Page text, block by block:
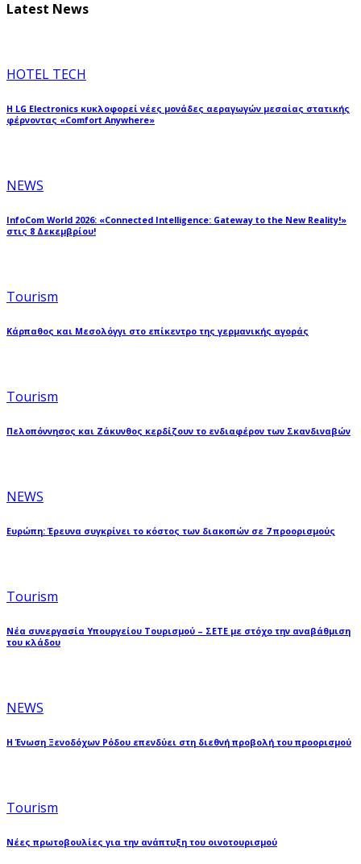
Latest News
HOTEL TECH
Η LG Electronics κυκλοφορεί νέες μονάδες αεραγωγών μεσαίας στατικής
φέρνοντας «Comfort Anywhere»
NEWS
InfoCom World 2026: «Connected Intelligence: Gateway to the New Reality!»
στις 8 Δεκεμβρίου!
Tourism
Κάρπαθος και Μεσολόγγι στο επίκεντρο της γερμανικής αγοράς
Tourism
Πελοπόννησος και Ζάκυνθος κερδίζουν το ενδιαφέρον των Σκανδιναβών
NEWS
Ευρώπη: Έρευνα συγκρίνει το κόστος των διακοπών σε 7 προορισμούς
Tourism
Νέα συνεργασία Υπουργείου Τουρισμού – ΣΕΤΕ με στόχο την αναβάθμιση
του κλάδου
NEWS
Η Ένωση Ξενοδόχων Ρόδου επενδύει στη διεθνή προβολή του προορισμού
Tourism
Νέες πρωτοβουλίες για την ανάπτυξη του οινοτουρισμού